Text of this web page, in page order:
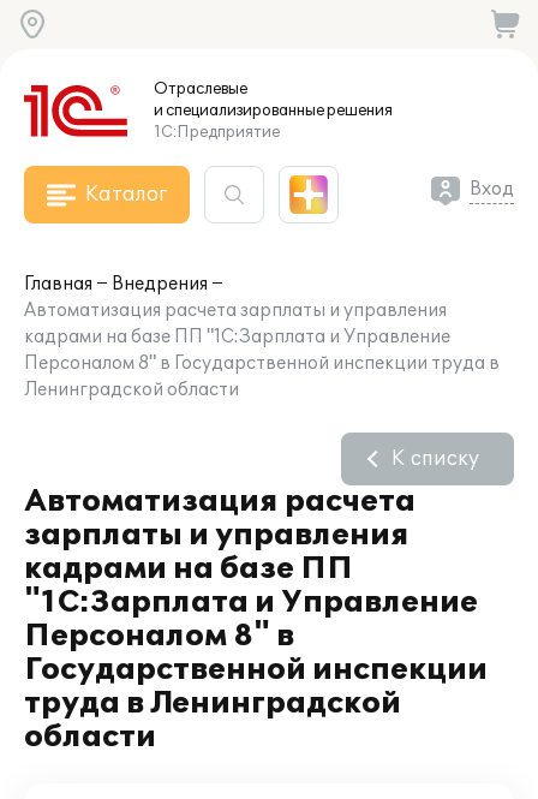
Отраслевые
и специализированныерешения
1С:Предприятие
Каталог Вход
Главная
Внедрения
Автоматизация расчета зарплаты и управления
кадрами на базе ПП "1С:Зарплата и Управление
Персоналом 8" в Государственной инспекции труда в
Ленинградской области
Автоматизация расчета
зарплаты и управления
кадрами на базе ПП
"1С:Зарплата и Управление
Персоналом 8" в
Государственной инспекции
труда в Ленинградской
области
К списку